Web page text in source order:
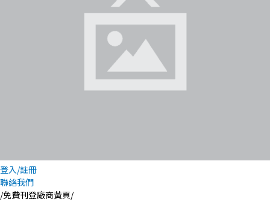
登入/註冊
聯絡我們
/免費刊登廠商黃頁/